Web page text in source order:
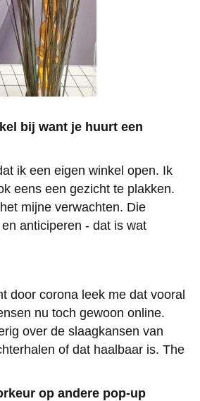
bij want je huurt een
ik een eigen winkel open. Ik
eens een gezicht te plakken.
mijne verwachten. Die
anticiperen - dat is wat
door corona leek me dat vooral
nu toch gewoon online.
over de slaagkansen van
of dat haalbaar is. The
op andere pop-up